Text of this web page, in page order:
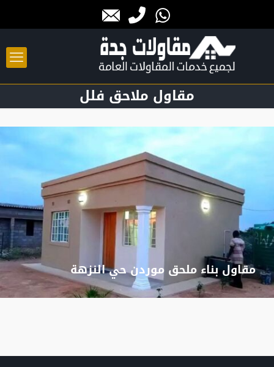
مقاول ملاحق فلل
مقاول بناء ملحق موردن حي النزهة